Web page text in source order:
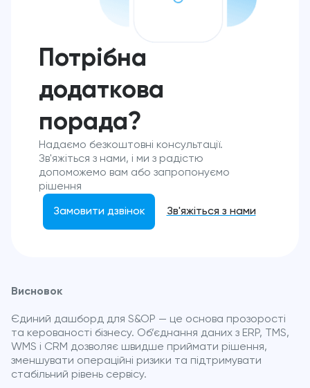
Потрібна
додаткова
порада?
Надаємо безкоштовні консультації.
Зв'яжіться з нами, і ми з радістю
допоможемо вам або запропонуємо
рішення
Замовити дзвінок Зв'яжіться з нами
Висновок
Єдиний дашборд для S&OP — це основа прозорості
та керованості бізнесу. Об’єднання даних з ERP, TMS,
WMS і CRM дозволяє швидше приймати рішення,
зменшувати операційні ризики та підтримувати
стабільний рівень сервісу.